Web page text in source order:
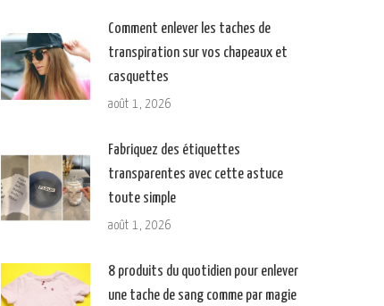
Comment enlever les taches de
transpiration sur vos chapeaux et
casquettes
août 1, 2026
Fabriquez des étiquettes
transparentes avec cette astuce
toute simple
août 1, 2026
8 produits du quotidien pour enlever
une tache de sang comme par magie